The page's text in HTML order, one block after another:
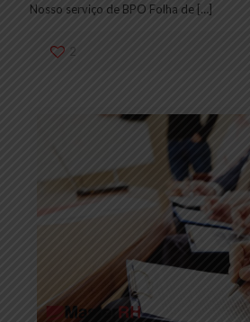
Nosso serviço de BPO Folha de […]
2